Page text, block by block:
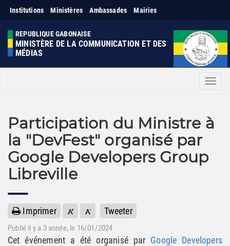
Institutions Ministères Ambassades Mairies
REPUBLIQUE GABONAISE
MINISTÈRE DE LA COMMUNICATION ET DES
MÉDIAS
Menu
Participation du Ministre à
la "DevFest" organisé par
Google Developers Group
Libreville
Imprimer Tweeter
Publié il y a 3 année, le 16/01/2024
Cet événement a été organisé par Google Developers